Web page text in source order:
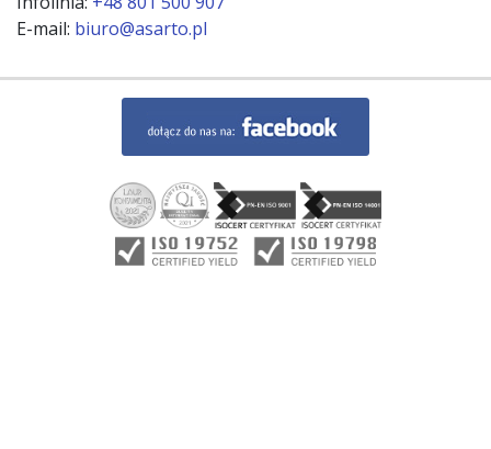
E-mail: biuro@asarto.pl